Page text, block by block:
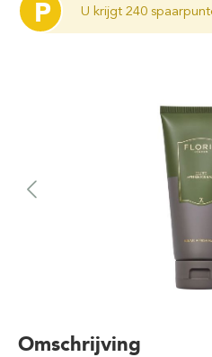
P U krijgt 240
Omschrijving